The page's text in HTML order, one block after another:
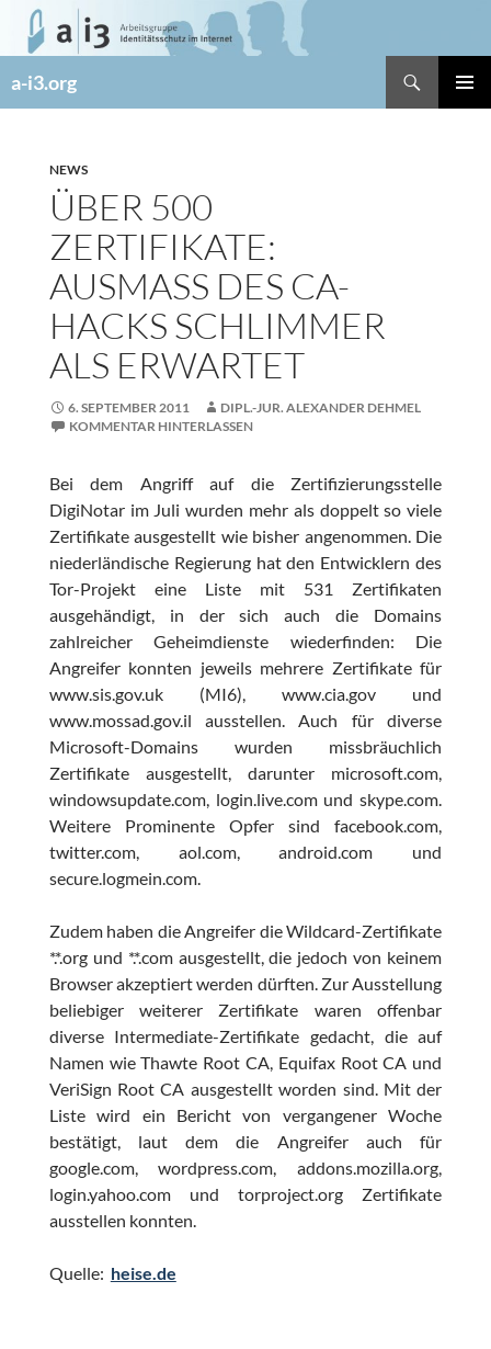
Zum
Inhalt
a-i3.org
NEWS
ÜBER 500
ZERTIFIKATE:
AUSMASS DES CA-H
ACKS SCHLIMMER A
LS ERWARTET
6. SEPTEMBER 2011
DIPL.-JUR. ALEXANDER DEHMEL
KOMMENTAR HINTERLASSEN
Bei dem Angriff auf die Zertifizierungsstelle
DigiNotar im Juli wurden mehr als doppelt so viele
Zertifikate ausgestellt wie bisher angenommen. Die
niederländische Regierung hat den Entwicklern des
Tor-Projekt eine Liste mit 531 Zertifikaten
ausgehändigt, in der sich auch die Domains
zahlreicher Geheimdienste wiederfinden: Die
Angreifer konnten jeweils mehrere Zertifikate für
www.sis.gov.uk (MI6), www.cia.gov und
www.mossad.gov.il ausstellen. Auch für diverse
Microsoft-Domains wurden missbräuchlich
Zertifikate ausgestellt, darunter microsoft.com,
windowsupdate.com, login.live.com und skype.com.
Weitere Prominente Opfer sind facebook.com,
twitter.com, aol.com, android.com und
secure.logmein.com.
Zudem haben die Angreifer die Wildcard-Zertifikate
*.*.org und *.*.com ausgestellt, die jedoch von keinem
Browser akzeptiert werden dürften. Zur Ausstellung
beliebiger weiterer Zertifikate waren offenbar
diverse Intermediate-Zertifikate gedacht, die auf
Namen wie Thawte Root CA, Equifax Root CA und
VeriSign Root CA ausgestellt worden sind. Mit der
Liste wird ein Bericht von vergangener Woche
bestätigt, laut dem die Angreifer auch für
google.com, wordpress.com, addons.mozilla.org,
login.yahoo.com und torproject.org Zertifikate
ausstellen konnten.
Quelle: heise.de